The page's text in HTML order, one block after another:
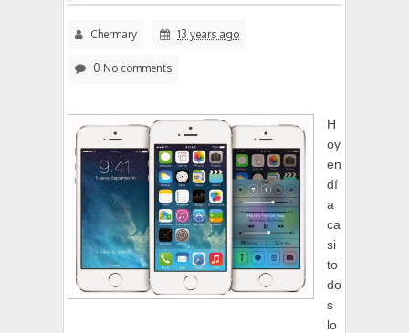
Chermary 13 years ago
0 No comments
H
oy
en
dí
a
ca
si
to
do
s
lo